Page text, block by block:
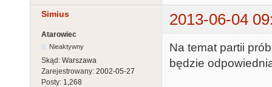
Simius 2013-06-04
Atarowiec
Nieaktywny
Skąd: Warszawa
Zarejestrowany: 2002-05-27
Posty: 1,268
Na temat partii
będzie